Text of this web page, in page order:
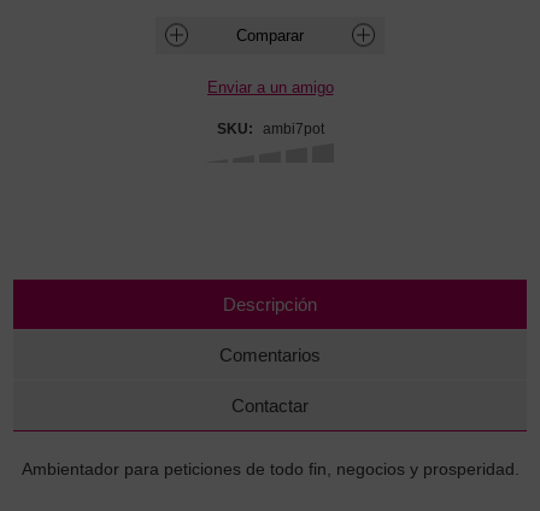
SKU: ambi7pot
Descripción
Comentarios
Contactar
Ambientador para peticiones de todo fin, negocios y prosperidad.